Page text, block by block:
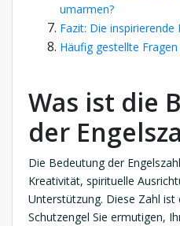
umarmen?
Fazit: Die inspirierende
Häufig gestellte Fragen
Was ist die
der
Die Bedeutung der
Kreativität, spirituelle
Unterstützung. Diese Zahl ist
Schutzengel Sie ermutigen,